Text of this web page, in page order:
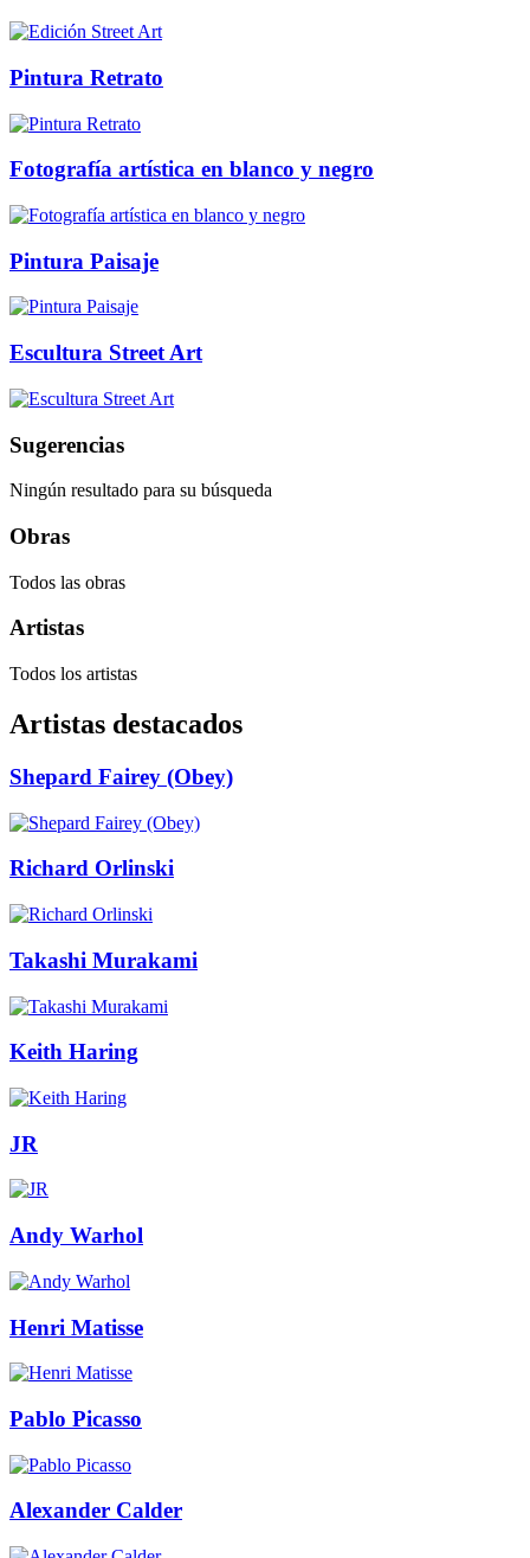
Pintura Retrato
Fotografía artística en blanco y negro
Pintura Paisaje
Escultura Street Art
Sugerencias
Ningún resultado para su búsqueda
Obras
Todos las obras
Artistas
Todos los artistas
Artistas destacados
Shepard Fairey (Obey)
Richard Orlinski
Takashi Murakami
Keith Haring
JR
Andy Warhol
Henri Matisse
Pablo Picasso
Alexander Calder